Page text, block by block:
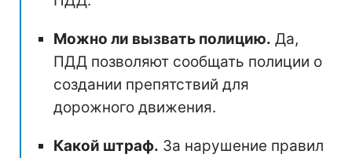
Можно ли вызвать полицию. Да,
ПДД позволяют сообщать полиции о
создании препятствий для
дорожного движения.
Какой штраф. За нарушение правил